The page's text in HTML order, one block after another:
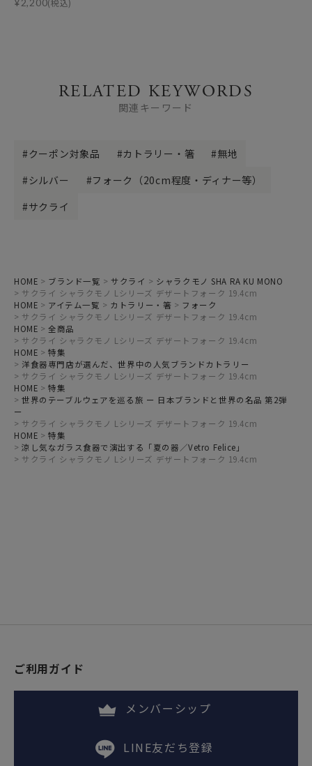
¥2,200(税込)
RELATED KEYWORDS
関連キーワード
クーポン対象品 カトラリー・箸
無地
シルバー
フォーク（20cm程度・ディナー等）
サクライ
HOME ブランド一覧 サクライ
シャラクモノ SHA RA KU MONO
サクライ シャラクモノ Lシリーズ デザートフォーク 19.4cm
HOME
アイテム一覧 カトラリー・箸
フォーク
サクライ シャラクモノ Lシリーズ デザートフォーク 19.4cm
HOME
全商品
サクライ シャラクモノ Lシリーズ デザートフォーク 19.4cm
HOME
特集
洋食器専門店が選んだ、世界中の人気ブランドカトラリー
サクライ シャラクモノ Lシリーズ デザートフォーク 19.4cm
HOME
特集
世界のテーブルウェアを巡る旅 ー 日本ブランドと世界の名品 第2弾
ー
サクライ シャラクモノ Lシリーズ デザートフォーク 19.4cm
HOME
特集
涼し気なガラス食器で演出する「夏の器／Vetro Felice」
サクライ シャラクモノ Lシリーズ デザートフォーク 19.4cm
ご利用ガイド
メンバーシップ
LINE友だち登録